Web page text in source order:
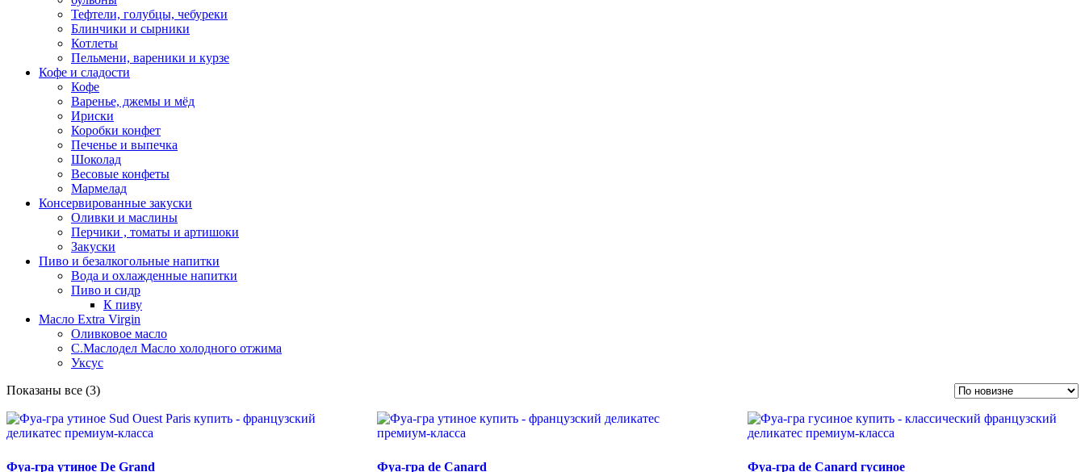
Тефтели, голубцы, чебуреки
Блинчики и сырники
Котлеты
Пельмени, вареники и курзе
Кофе и сладости
Кофе
Варенье, джемы и мёд
Ириски
Коробки конфет
Печенье и выпечка
Шоколад
Весовые конфеты
Мармелад
Консервированные закуски
Оливки и маслины
Перчики , томаты и артишоки
Закуски
Пиво и безалкогольные напитки
Вода и охлажденные напитки
Пиво и сидр
К пиву
Масло Extra Virgin
Оливковое масло
С.Маслодел Масло холодного отжима
Уксус
Показаны все (3)Сортировка:
недавние
Фуа-гра утиное De Grand
Фуа-гра de Canard
Фуа-гра de Canard гусиное